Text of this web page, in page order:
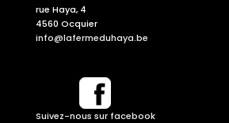
rue Haya, 4
4560 Ocquier
info@lafermeduhaya.be
Suivez-nous sur facebook